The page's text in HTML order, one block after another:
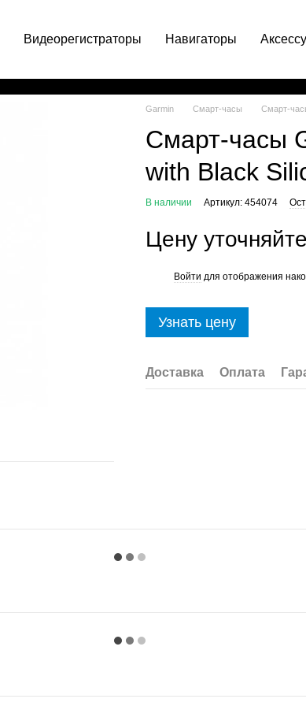
Видеорегистраторы Навигаторы
Garmin Смарт-часы Смарт-
Смарт-часы
with Black
В наличии Артикул: 454074
Цену уточняйте
Войти для отображения
Узнать цену
Доставка Оплата